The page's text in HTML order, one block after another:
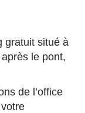
gratuit situé à
le pont,
de l’office